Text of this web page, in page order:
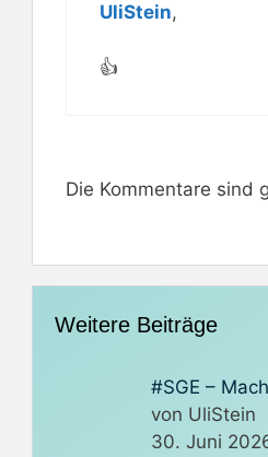
UliStein,
👍
Die Kommentare sind
Weitere Beiträge
#SGE –
von UliStein
30. Juni